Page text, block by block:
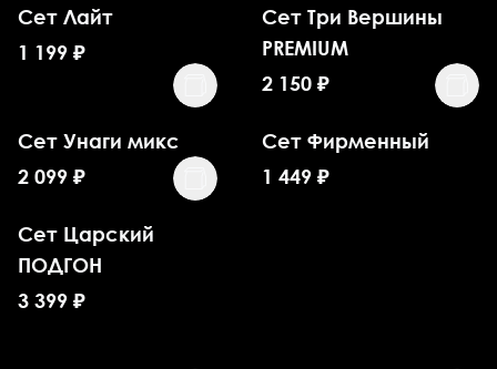
Сет Лайт
1 199 ₽
Сет Три Вершины
PREMIUM
2 150 ₽
Сет Унаги микс
2 099 ₽
Сет Фирменный
1 449 ₽
Сет Царский
ПОДГОН
3 399 ₽